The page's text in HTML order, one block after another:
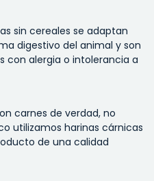
sin cereales se adaptan
digestivo del animal y son
con alergia o intolerancia a
carnes de verdad, no
utilizamos harinas cárnicas
de una calidad